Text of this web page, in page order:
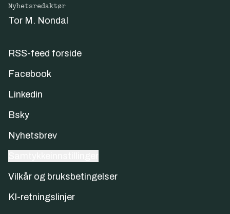
Nyhetsredaktør
Tor M. Nondal
RSS-feed forside
Facebook
Linkedin
Bsky
Nyhetsbrev
Vilkår og bruksbetingelser
KI-retningslinjer